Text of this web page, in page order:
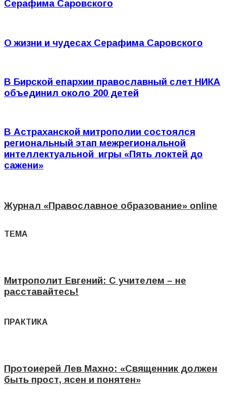
Серафима Саровского
О жизни и чудесах Серафима Саровского
В Бирской епархии православный слет НИКА
объединил около 200 детей
В Астраханской митрополии состоялся
региональный этап межрегиональной
интеллектуальной игры «Пять локтей до
сажени»
Журнал «Православное образование» online
ТЕМА
Митрополит Евгений: С учителем – не
расставайтесь!
ПРАКТИКА
Протоиерей Лев Махно: «Священник должен
быть прост, ясен и понятен»